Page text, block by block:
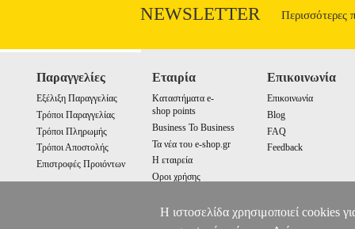
NEWSLETTER
Παραγγελίες
Εξέλιξη Παραγγελίας
Τρόποι Παραγγελίας
Τρόποι Πληρωμής
Τρόποι Αποστολής
Επιστροφές Προιόντων
Εταιρία
Καταστήματα e-
shop points
Business To Business
Τα νέα του e-shop.gr
Η εταιρεία
Οροι χρήσης
Επικοινωνία
Επικοινωνία
Blog
FAQ
Feedback
Η ιστοσελίδα χρησιμοποιεί cookies